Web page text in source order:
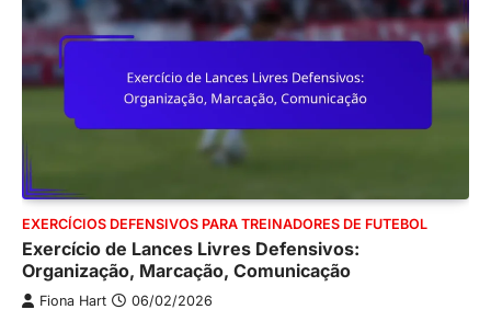
EXERCÍCIOS DEFENSIVOS PARA TREINADORES DE FUTEBOL
Exercício de Lances Livres Defensivos:
Organização, Marcação, Comunicação
Fiona Hart 06/02/2026